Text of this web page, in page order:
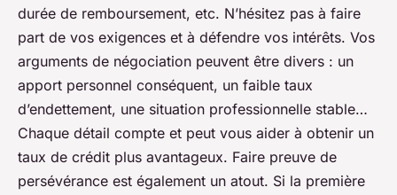
durée de remboursement, etc. N’hésitez pas à faire
part de vos exigences et à défendre vos intérêts. Vos
arguments de négociation peuvent être divers : un
apport personnel conséquent, un faible taux
d’endettement, une situation professionnelle stable…
Chaque détail compte et peut vous aider à obtenir un
taux de crédit plus avantageux. Faire preuve de
persévérance est également un atout. Si la première